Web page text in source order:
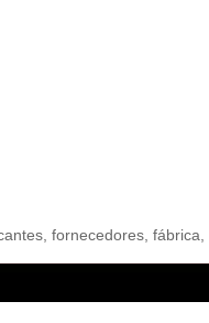
fornecedores,